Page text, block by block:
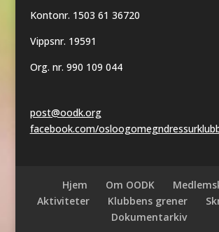
Kontonr. 1503 61 36720
Vippsnr. 19591
Org. nr. 990 109 044
post@oodk.org
facebook.com/
Hjem Om OODK
Aktiviteter
Klubbens grener
Dokumentarkiv